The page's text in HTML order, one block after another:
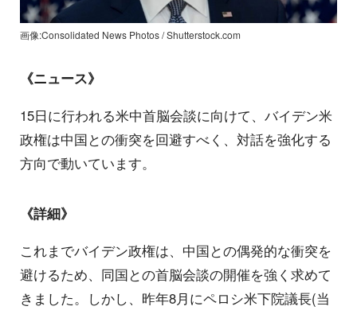
画像:Consolidated News Photos / Shutterstock.com
《ニュース》
15日に行われる米中首脳会談に向けて、バイデン米
政権は中国との衝突を回避すべく、対話を強化する
方向で動いています。
《詳細》
これまでバイデン政権は、中国との偶発的な衝突を
避けるため、同国との首脳会談の開催を強く求めて
きました。しかし、昨年8月にペロシ米下院議長(当